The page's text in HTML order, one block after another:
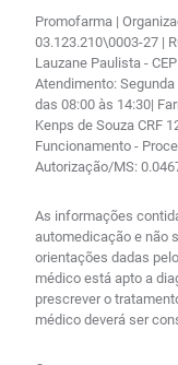
Promofarma |
03.123.210\0003-27 |
Lauzane Paulista -
Atendimento:
das 08:00 às 14:30|
Kenps de Souza CRF
Funcionamento -
Autorização/MS:
As informações
automedicação e não
orientações dadas
médico está apto a
prescrever o
médico deverá ser